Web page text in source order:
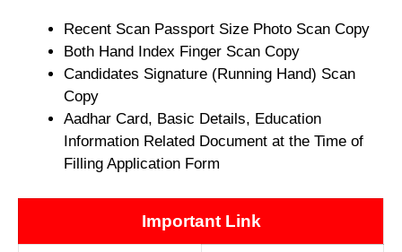
Recent Scan Passport Size Photo Scan Copy
Both Hand Index Finger Scan Copy
Candidates Signature (Running Hand) Scan
Copy
Aadhar Card, Basic Details, Education
Information Related Document at the Time of
Filling Application Form
Important Link